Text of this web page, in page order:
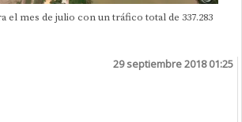
el mes de julio con un tráfico total de 337.283
29 septiembre 2018 01:25